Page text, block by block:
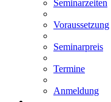
Seminarzeiten
Voraussetzung
Seminarpreis
Termine
Anmeldung